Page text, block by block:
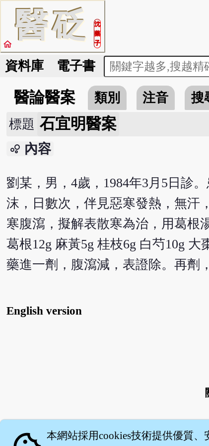
醫砭
沈
藥
子
home
資料庫 電子書
醫論醫案 類別 注音
搜
標題 石宜明醫案
bubble_chart 內容
劉某，男，4歲，1984年3月5日診
沫，日數次，伴見惡寒發熱，無汗
寒腹瀉，擬解表散寒為治，用葛根
葛根12g 麻黃5g 桂枝6g 白芍10g 大
藥進一劑，腹瀉減，表證除。再劑
English version
本網站採用cookies技術提供優質